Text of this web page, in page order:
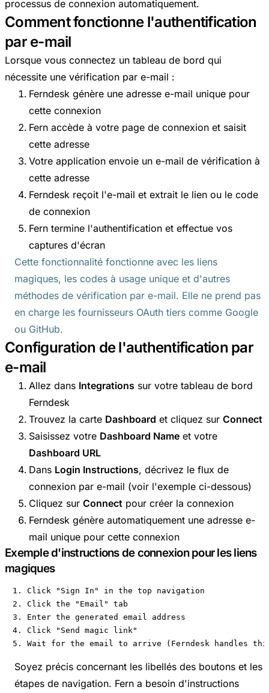
processus de connexion automatiquement.
Comment fonctionne l'authentification
par e-mail
Lorsque vous connectez un tableau de bord qui
nécessite une vérification par e-mail :
Ferndesk génère une adresse e-mail unique pour
cette connexion
Fern accède à votre page de connexion et saisit
cette adresse
Votre application envoie un e-mail de vérification à
cette adresse
Ferndesk reçoit l'e-mail et extrait le lien ou le code
de connexion
Fern termine l'authentification et effectue vos
captures d'écran
Cette fonctionnalité fonctionne avec les liens
magiques, les codes à usage unique et d'autres
méthodes de vérification par e-mail. Elle ne prend pas
en charge les fournisseurs OAuth tiers comme Google
ou GitHub.
Configuration de l'authentification par
e-mail
Allez dans Integrations sur votre tableau de bord
Ferndesk
Trouvez la carte Dashboard et cliquez sur Connect
Saisissez votre Dashboard Name et votre
Dashboard URL
Dans Login Instructions, décrivez le flux de
connexion par e-mail (voir l'exemple ci-dessous)
Cliquez sur Connect pour créer la connexion
Ferndesk génère automatiquement une adresse e-
mail unique pour cette connexion
Exemple d'instructions de connexion pour les liens
magiques
1. Click "Sign In" in the top navigation
2. Click the "Email" tab
3. Enter the generated email address
4. Click "Send magic link"
5. Wait for the email to arrive (Ferndesk handles
Soyez précis concernant les libellés des boutons et les
étapes de navigation. Fern a besoin d'instructions